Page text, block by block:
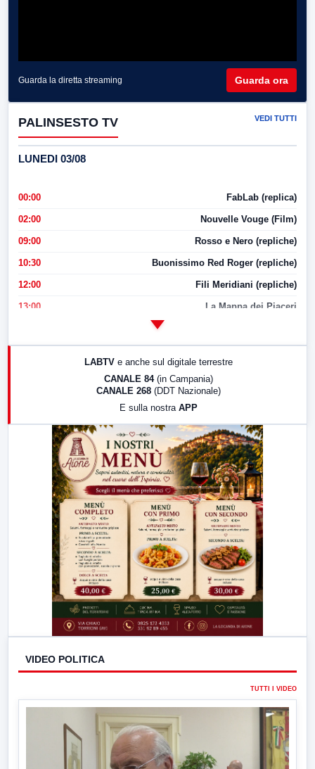
Guarda la diretta streaming Guarda ora
PALINSESTO TV VEDI TUTTI
LUNEDI 03/08
00:00 FabLab (replica)
02:00 Nouvelle Vouge (Film)
09:00 Rosso e Nero (repliche)
10:30 Buonissimo Red Roger (repliche)
12:00 Fili Meridiani (repliche)
13:00 La Mappa dei Piaceri
LabNews (replica)
LABTV e anche sul digitale terrestre
CANALE 84 (in Campania)
CANALE 268 (DDT Nazionale)
E sulla nostra APP
VIDEO POLITICA
TUTTI I VIDEO